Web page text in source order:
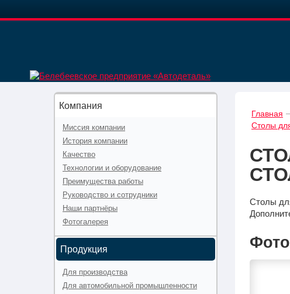
Компания
Миссия компании
История компании
Качество
Технологии и оборудование
Преимущества работы
Руководство и сотрудники
Наши партнёры
Фотогалерея
Продукция
Для производства
Для автомобильной промышленности
Главная
Столы
Столы